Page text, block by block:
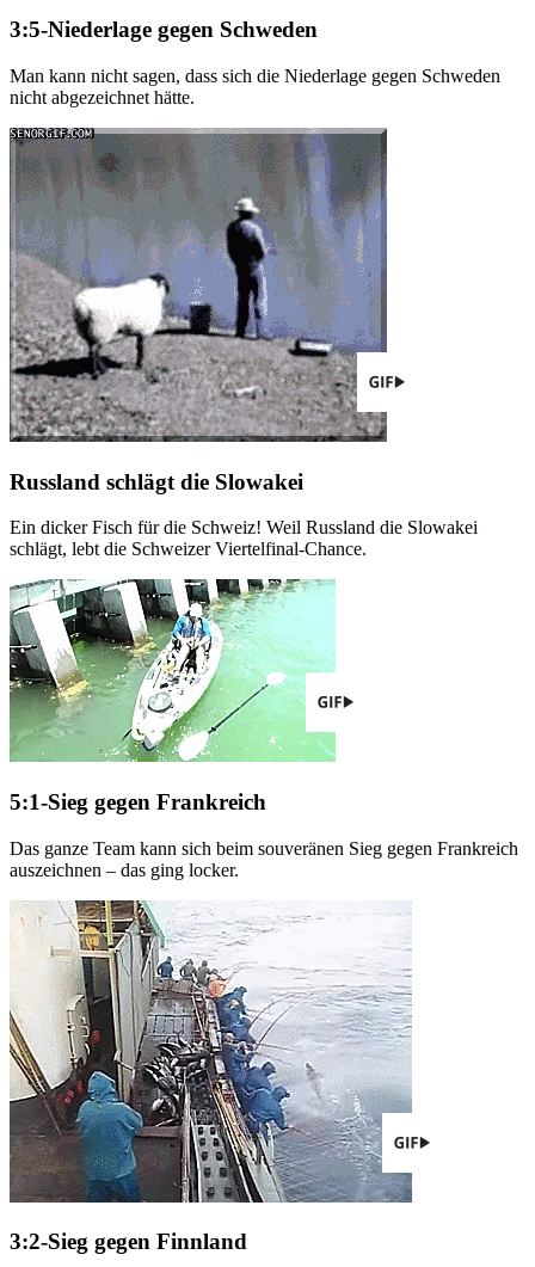
3:5-Niederlage gegen Schweden
Man kann nicht sagen, dass sich die Niederlage gegen Schweden
nicht abgezeichnet hätte.
Russland schlägt die Slowakei
Ein dicker Fisch für die Schweiz! Weil Russland die Slowakei
schlägt, lebt die Schweizer Viertelfinal-Chance.
5:1-Sieg gegen Frankreich
Das ganze Team kann sich beim souveränen Sieg gegen Frankreich
auszeichnen – das ging locker.
3:2-Sieg gegen Finnland